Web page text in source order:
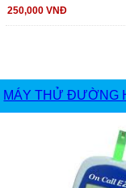
250,000 VNĐ
MÁY THỬ ĐƯỜNG